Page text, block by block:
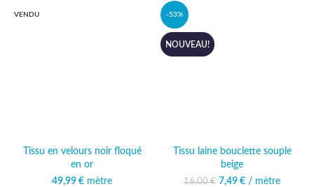
VENDU
Tissu en velours noir floqué
en or
49,99 € mètre
-53%
NOUVEAU!
Tissu laine bouclette souple
beige
16,00€ Le prix initial était :
7,49 € Le prix actuel
/ mètre